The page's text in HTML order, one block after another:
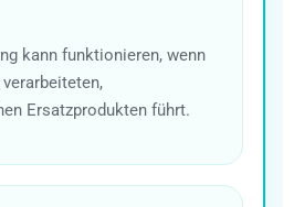
kann funktionieren, wenn
Ersatzprodukten führt.